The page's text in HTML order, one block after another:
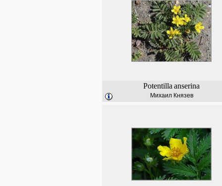
Potentilla anserina
Михаил Князев